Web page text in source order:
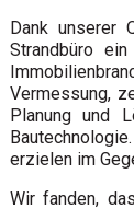
Dank unserer
Strandbüro
Vermessung,
Planung und
erzielen im
Wir fanden,